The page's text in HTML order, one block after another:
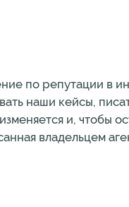
по репутации в
наши кейсы,
и, чтобы
владельцем